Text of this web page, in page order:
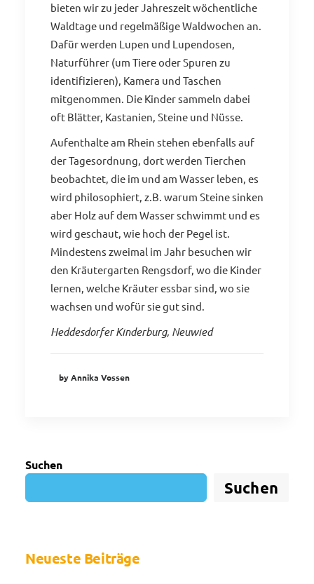
bieten wir zu jeder Jahreszeit wöchentliche
Waldtage und regelmäßige Waldwochen an.
Dafür werden Lupen und Lupendosen,
Naturführer (um Tiere oder Spuren zu
identifizieren), Kamera und Taschen
mitgenommen. Die Kinder sammeln dabei
oft Blätter, Kastanien, Steine und Nüsse.
Aufenthalte am Rhein stehen ebenfalls auf
der Tagesordnung, dort werden Tierchen
beobachtet, die im und am Wasser leben, es
wird philosophiert, z.B. warum Steine sinken
aber Holz auf dem Wasser schwimmt und es
wird geschaut, wie hoch der Pegel ist.
Mindestens zweimal im Jahr besuchen wir
den Kräutergarten Rengsdorf, wo die Kinder
lernen, welche Kräuter essbar sind, wo sie
wachsen und wofür sie gut sind.
Heddesdorfer Kinderburg, Neuwied
by Annika Vossen
Suchen
Suchen
Neueste Beiträge